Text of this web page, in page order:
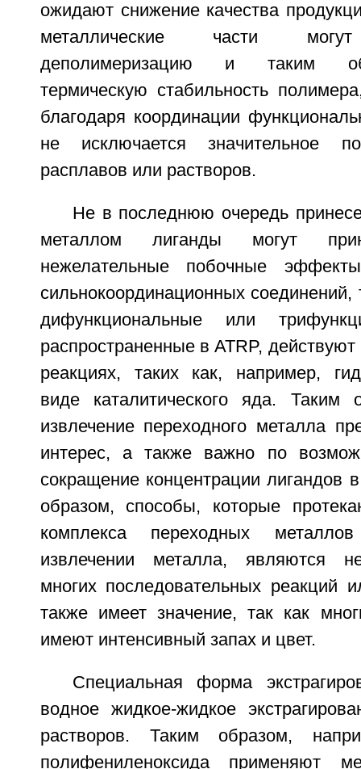
ожидают снижение качества
металлические части могут
деполимеризацию и таким
термическую стабильность
благодаря координации
не исключается значительное
расплавов или растворов.
Не в последнюю очередь
металлом лиганды могут
нежелательные побочные
сильнокоординационных соединений,
дифункциональные или
распространенные в ATRP,
реакциях, таких как, например,
виде каталитического яда. Таким
извлечение переходного металла
интерес, а также важно по
сокращение концентрации лигандов
образом, способы, которые
комплекса переходных
извлечении металла, являются
многих последовательных реакций
также имеет значение, так как
имеют интенсивный запах и цвет.
Специальная форма
водное жидкое-жидкое
растворов. Таким образом,
полифениленоксида применяют